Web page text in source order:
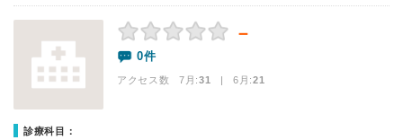
－
0件
アクセス数 7月:31 | 6月:21
診療科目：